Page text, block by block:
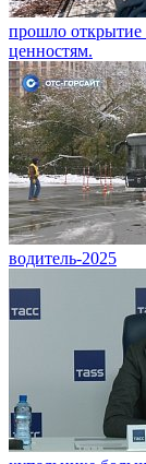
прошло
ценностям.
водитель-2025